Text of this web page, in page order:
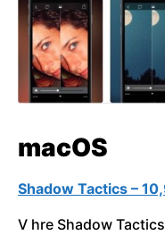
macOS
Shadow Tactics –
V hre Shadow